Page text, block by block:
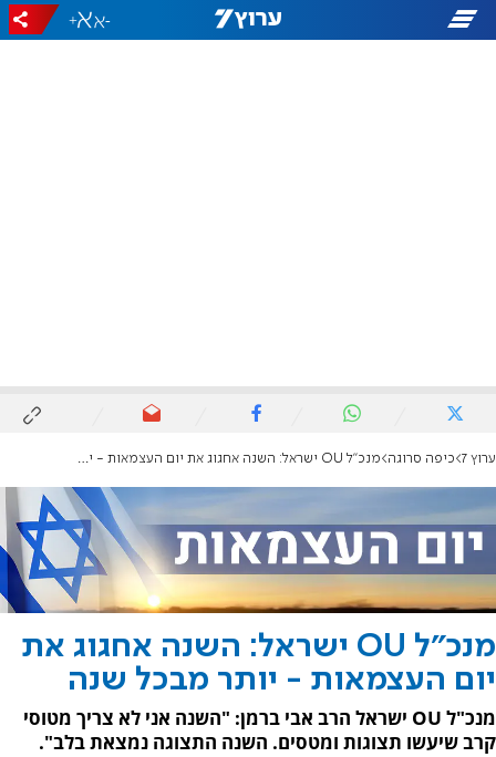
-
+
ערוץ 7 כיפה סרוגה מנכ"ל OU ישראל: השנה אחגוג את יום העצמאות - יותר מבכל שנה
מנכ"ל OU ישראל: השנה אחגוג את
יום העצמאות - יותר מבכל שנה
מנכ"ל OU ישראל הרב אבי ברמן: "השנה אני לא צריך מטוסי
קרב שיעשו תצוגות ומטסים. השנה התצוגה נמצאת בלב".